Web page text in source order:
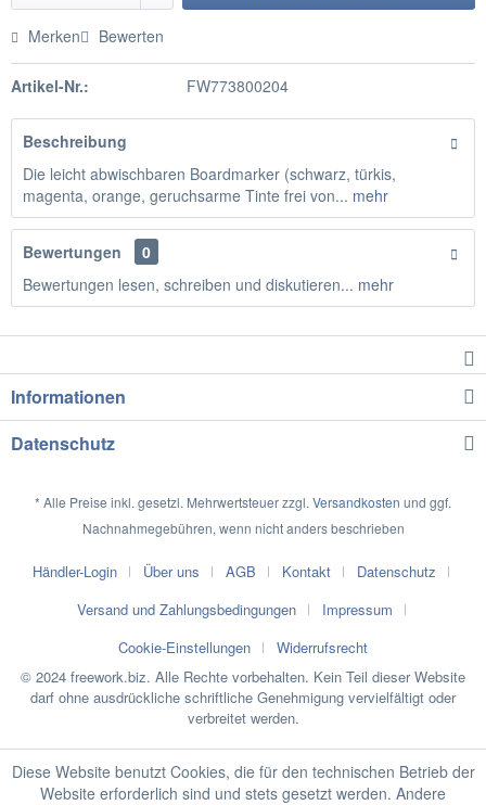
Merken Bewerten
Artikel-Nr.: FW773800204
Beschreibung
Die leicht abwischbaren Boardmarker (schwarz, türkis,
magenta, orange, geruchsarme Tinte frei von... mehr
Bewertungen
0
Bewertungen lesen, schreiben und diskutieren... mehr
Informationen
Datenschutz
* Alle Preise inkl. gesetzl. Mehrwertsteuer zzgl. Versandkosten und ggf.
Nachnahmegebühren, wenn nicht anders beschrieben
Händler-Login Über uns AGB Kontakt
Datenschutz
Versand und Zahlungsbedingungen
Impressum
Cookie-Einstellungen
Widerrufsrecht
© 2024 freework.biz. Alle Rechte vorbehalten. Kein Teil dieser Website
darf ohne ausdrückliche schriftliche Genehmigung vervielfältigt oder
verbreitet werden.
Diese Website benutzt Cookies, die für den technischen Betrieb der
Website erforderlich sind und stets gesetzt werden. Andere